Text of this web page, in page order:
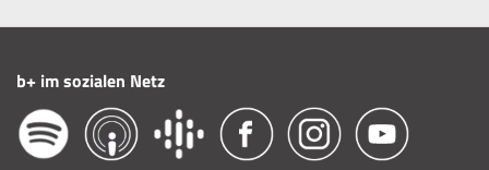
b+ im sozialen Netz